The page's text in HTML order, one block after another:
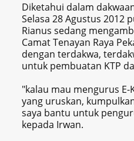
Diketahui dalam
Selasa 28 Agustus 2012
Rianus sedang
Camat Tenayan Raya
dengan terdakwa,
untuk pembuatan KTP
"kalau mau mengurus E-
yang uruskan,
saya bantu untuk
kepada Irwan.